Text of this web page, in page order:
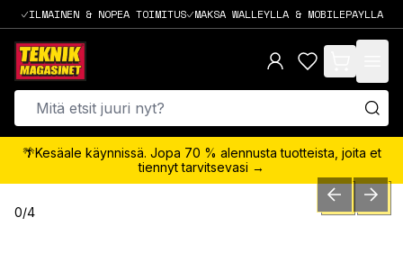
ILMAINEN & NOPEA TOIMITUS MAKSA WALLEYLLA & MOBILEPAYLLA
items in cart,
🌴Kesäale käynnissä. Jopa 70 % alennusta tuotteista, joita et
tiennyt tarvitsevasi →
0/4 PREVIOUSNEXT